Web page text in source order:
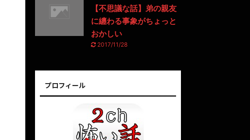
【不思議な話】弟の親友
に纏わる事象がちょっと
おかしい
2017/11/28
プロフィール